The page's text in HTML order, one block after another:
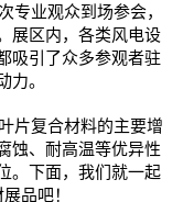
专业观众到场参会，
展区内，各类风电设
吸引了众多参观者驻
。
片复合材料的主要增
蚀、耐高温等优异性
。下面，我们就一起
品吧！